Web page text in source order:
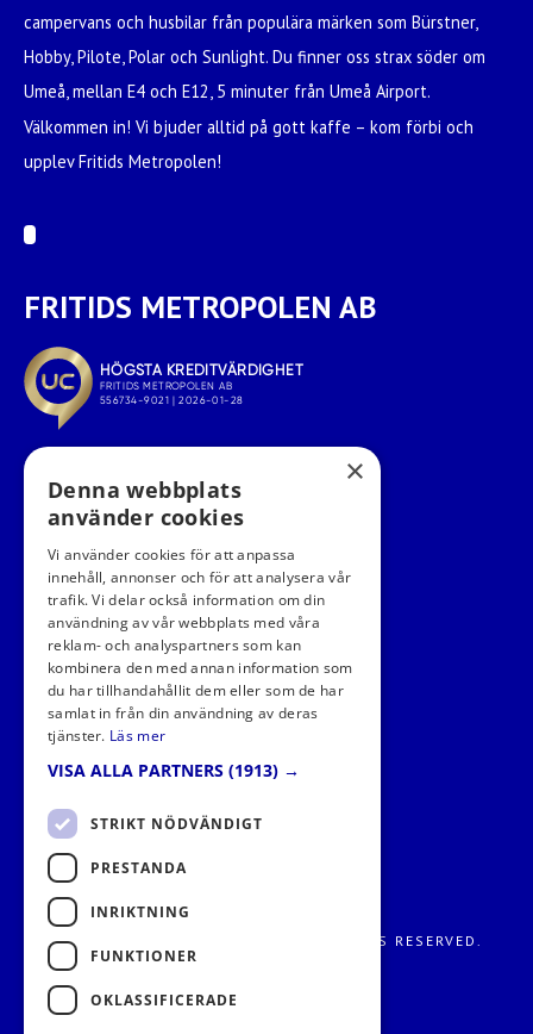
campervans och husbilar från populära märken som Bürstner,
Hobby, Pilote, Polar och Sunlight. Du finner oss strax söder om
Umeå, mellan E4 och E12, 5 minuter från Umeå Airport.
Välkommen in! Vi bjuder alltid på gott kaffe – kom förbi och
upplev Fritids Metropolen!
FRITIDS METROPOLEN AB
FÖLJ OSS I SOCIALA MEDIER
FRITIDS METROPOLEN AB 2026. ALL RIGHTS RESERVED.
×
Denna webbplats
använder cookies
Vi använder cookies för att anpassa
innehåll, annonser och för att analysera vår
trafik. Vi delar också information om din
användning av vår webbplats med våra
reklam- och analyspartners som kan
kombinera den med annan information som
du har tillhandahållit dem eller som de har
samlat in från din användning av deras
tjänster. Läs mer
VISA ALLA PARTNERS (1913) →
STRIKT NÖDVÄNDIGT
PRESTANDA
INRIKTNING
FUNKTIONER
OKLASSIFICERADE